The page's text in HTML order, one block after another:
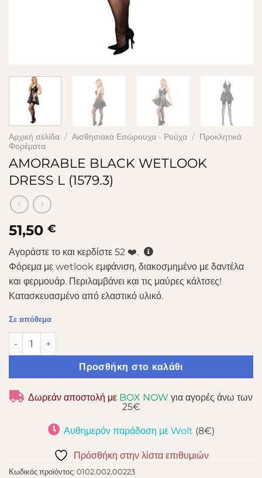
Αρχική σελίδα / Αισθησιακά Εσώρουχα - Ρούχα / Προκλητικά
Φορέματα
AMORABLE BLACK WETLOOK
DRESS L (1579.3)
51,50 €
Αγοράστε το και κερδίστε 52 ❤️.
Φόρεμα με wetlook εμφάνιση, διακοσμημένο με δαντέλα
και φερμουάρ. Περιλαμβάνει και τις μαύρες κάλτσες!
Κατασκευασμένο από ελαστικό υλικό.
Σε απόθεμα
AMORABLE BLACK WETLOOK DRESS L (1579.3) ποσότητα
Προσθήκη στο καλάθι
Δωρεάν αποστολή με BOX NOW για αγορές άνω των
25€
Αυθημερόν παράδοση με Wolt (8€)
Πρόσθήκη στην λίστα επιθυμιών
Κωδικός προϊόντος: 0102.002.00223